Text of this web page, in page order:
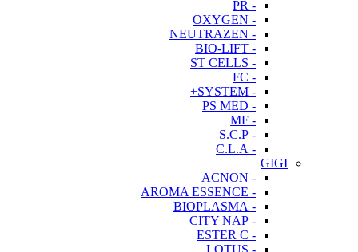
- PR
- OXYGEN
- NEUTRAZEN
- BIO-LIFT
- ST CELLS
- FC
- SYSTEM+
- PS MED
- MF
- S.C.P
- C.L.A
GIGI
- ACNON
- AROMA ESSENCE
- BIOPLASMA
- CITY NAP
- ESTER C
- LOTUS